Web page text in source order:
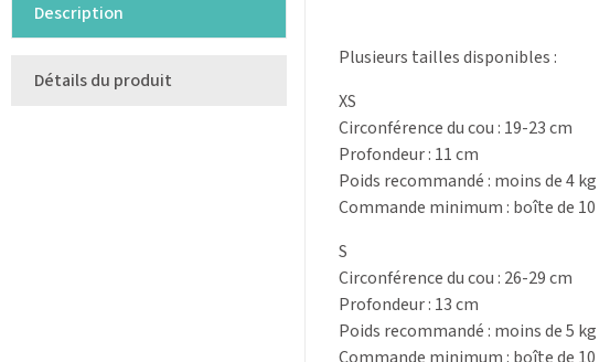
Description
Détails du produit
Plusieurs tailles disponibles :
XS
Circonférence du cou : 19-23 cm
Profondeur : 11 cm
Poids recommandé : moins de 4 kg
Commande minimum : boîte de 10
S
Circonférence du cou : 26-29 cm
Profondeur : 13 cm
Poids recommandé : moins de 5 kg